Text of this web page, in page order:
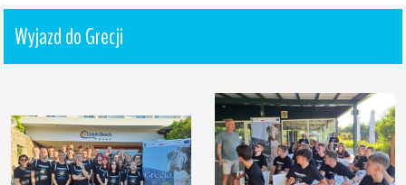
Wyjazd do Grecji